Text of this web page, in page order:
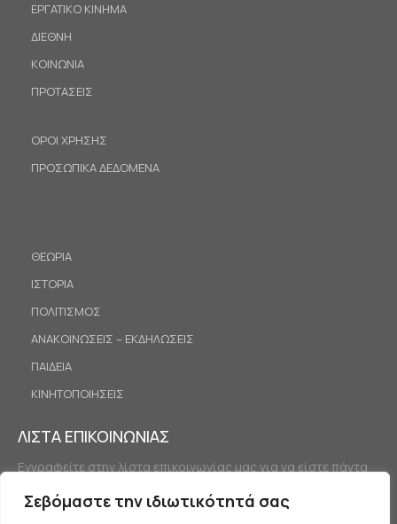
Σεβόμαστε την ιδιωτικότητά σας
ΕΡΓΑΤΙΚΟ ΚΙΝΗΜΑ
ΔΙΕΘΝΗ
ΚΟΙΝΩΝΙΑ
ΠΡΟΤΑΣΕΙΣ
ΟΡΟΙ ΧΡΗΣΗΣ
ΠΡΟΣΩΠΙΚΑ ΔΕΔΟΜΕΝΑ
ΘΕΩΡΙΑ
ΙΣΤΟΡΙΑ
ΠΟΛΙΤΙΣΜΟΣ
ΑΝΑΚΟΙΝΩΣΕΙΣ – ΕΚΔΗΛΩΣΕΙΣ
ΠΑΙΔΕΙΑ
ΚΙΝΗΤΟΠΟΙΗΣΕΙΣ
ΛΙΣΤΑ ΕΠΙΚΟΙΝΩΝΙΑΣ
Εγγραφείτε στην λίστα επικοινωνίας μας για να είστε πάντα